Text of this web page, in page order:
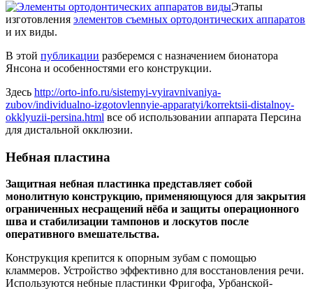
Этапы
изготовления элементов съемных ортодонтических аппаратов
и их виды.
В этой публикации разберемся с назначением бионатора
Янсона и особенностями его конструкции.
Здесь http://orto-info.ru/sistemyi-vyiravnivaniya-
zubov/individualno-izgotovlennyie-apparatyi/korrektsii-distalnoy-
okklyuzii-persina.html все об использовании аппарата Персина
для дистальной окклюзии.
­Небная пластина
Защитная небная пластинка представляет собой
монолитную конструкцию, применяющуюся для закрытия
ограниченных несращений нёба и защиты операционного
шва и стабилизации тампонов и лоскутов после
оперативного вмешательства.
Конструкция крепится к опорным зубам с помощью
кламмеров. Устройство эффективно для восстановления речи.
Используются небные пластинки Фригофа, Урбанской-